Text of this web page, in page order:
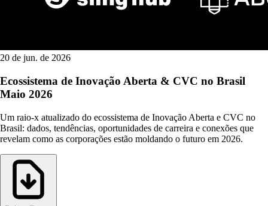
20 de jun. de 2026
Ecossistema de Inovação Aberta & CVC no Brasil
Maio 2026
Um raio-x atualizado do ecossistema de Inovação Aberta e CVC no
Brasil: dados, tendências, oportunidades de carreira e conexões que
revelam como as corporações estão moldando o futuro em 2026.